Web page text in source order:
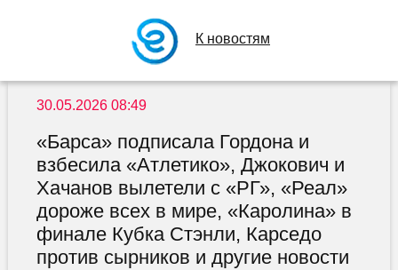
К новостям
30.05.2026 08:49
«Барса» подписала Гордона и
взбесила «Атлетико», Джокович и
Хачанов вылетели с «РГ», «Реал»
дороже всех в мире, «Каролина» в
финале Кубка Стэнли, Карседо
против сырников и другие новости